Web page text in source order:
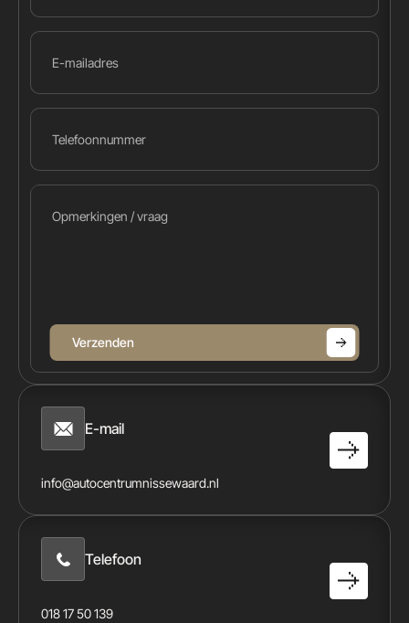
Verzenden
E-mail
info@autocentrumnissewaard.nl
Telefoon
018 17 50 139